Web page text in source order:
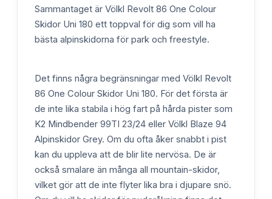
Sammantaget är Völkl Revolt 86 One Colour
Skidor Uni 180 ett toppval för dig som vill ha
bästa alpinskidorna för park och freestyle.
Det finns några begränsningar med Völkl Revolt
86 One Colour Skidor Uni 180. För det första är
de inte lika stabila i hög fart på hårda pister som
K2 Mindbender 99TI 23/24 eller Völkl Blaze 94
Alpinskidor Grey. Om du ofta åker snabbt i pist
kan du uppleva att de blir lite nervösa. De är
också smalare än många all mountain-skidor,
vilket gör att de inte flyter lika bra i djupare snö.